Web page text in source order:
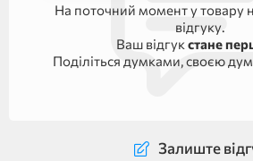
На поточний момент у товару
відгуку.
Ваш відгук стане
Поділіться думками, своєю
Залиште